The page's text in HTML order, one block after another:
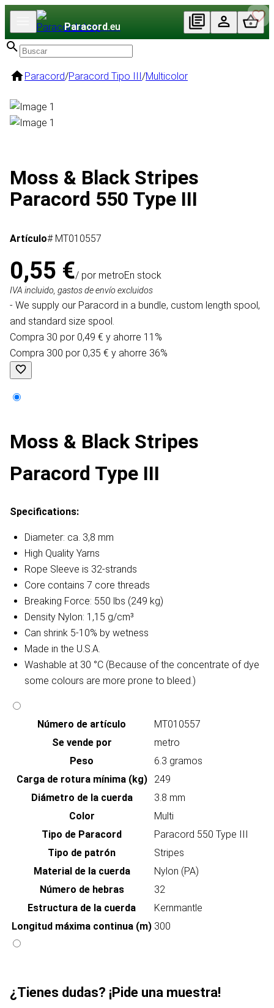
Paracord.eu
Paracord/Paracord Tipo III/Multicolor
Moss & Black Stripes
Paracord 550 Type III
Artículo# MT010557
0,55 €/ por metroEn stock
IVA incluido, gastos de envío excluidos
- We supply our Paracord in a bundle, custom length spool,
and standard size spool.
Compra 30 por 0,49 € y ahorre 11%
Compra 300 por 0,35 € y ahorre 36%
Moss & Black Stripes
Paracord Type III
Specifications:
Diameter: ca. 3,8 mm
High Quality Yarns
Rope Sleeve is 32-strands
Core contains 7 core threads
Breaking Force: 550 lbs (249 kg)
Density Nylon: 1,15 g/cm³
Can shrink 5-10% by wetness
Made in the U.S.A.
Washable at 30 °C (Because of the concentrate of dye
some colours are more prone to bleed.)
Número de artículo
MT010557
Se vende por
metro
Peso
6.3 gramos
Carga de rotura mínima (kg)
249
Diámetro de la cuerda
3.8 mm
Color
Multi
Tipo de Paracord
Paracord 550 Type III
Tipo de patrón
Stripes
Material de la cuerda
Nylon (PA)
Número de hebras
32
Estructura de la cuerda
Kernmantle
Longitud máxima continua (m) 300
¿Tienes dudas? ¡Pide una muestra!